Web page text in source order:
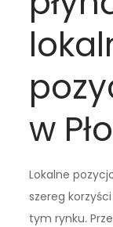
w
Lokalne
szereg
tym rynku.